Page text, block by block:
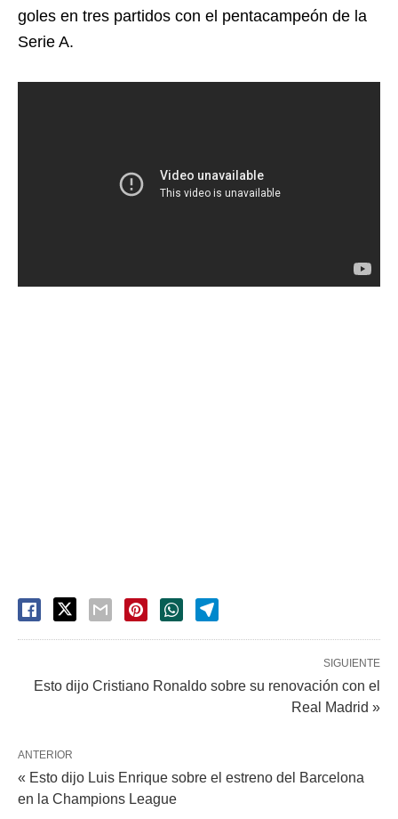
goles en tres partidos con el pentacampeón de la
Serie A.
SIGUIENTE
Esto dijo Cristiano Ronaldo sobre su renovación con el
Real Madrid »
ANTERIOR
« Esto dijo Luis Enrique sobre el estreno del Barcelona
en la Champions League